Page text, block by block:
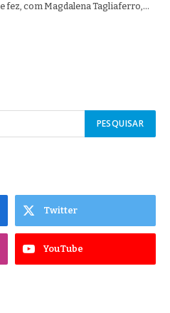
fez, com Magdalena Tagliaferro,…
Twitter
YouTube